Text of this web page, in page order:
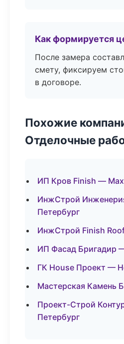
Как формируется
После замера
смету, фиксируем
в договоре.
Похожие
Отделочные
ИП Кров Finish —
ИнжСтрой
Петербург
ИнжСтрой Finish
ИП Фасад Бригадир
ГК House Проект —
Мастерская Камень
Проект-Строй
Петербург